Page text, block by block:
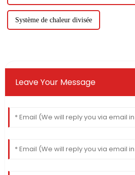
Système de chaleur divisée
Leave Your Message